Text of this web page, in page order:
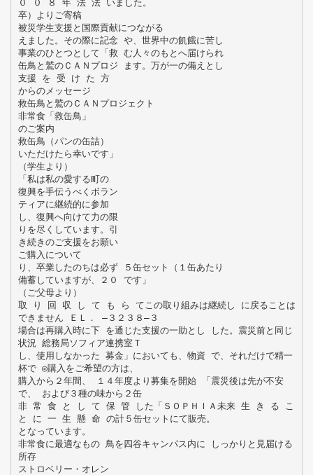
０ ０ ８ 年 法 法 いました。
卒）よりご寄稿
被災学生支援と国際貢献につながる
えました。その際に記念 や、世界中の飢餓に苦し
事業のひとつとして「救 む人々のもとへ届けられ
缶鳥と鷲のＣＡＮプロジ ます。万が一の備えとし
支援 を 受 け た 方
からのメッセージ
救缶鳥と鷲のＣＡＮプロジェクト
非常食「救缶鳥」
のご案内
救缶鳥（パンの缶詰）
いただけたら幸いです」
（学生より）
「私は私の愛する町の
復興を手伝うべくボラン
ティアに継続的に参加
し、復興へ向けて力の限
りを尽くしています。引
き続きのご支援をお願い
ご購入について
り、卒業したのちは必ず ５缶セット（１缶あたり
備蓄していますが、２０ です」
（ご父母より）
取 り 回 収 し て も ら てこの取り組みは継続し に戻ることは
できません ＥＬ． ―３２３８―３
場合は再購入時に下 を通じた支援の一助とし した。震災前と同じ
状況 総務局ソフィア連携室Ｔ
し、使用しなかった 募金」においても、物資 で、それだけで精一
杯で ◎購入をご希望の方は、
購入から２年間、 １４年度より募集を開始 「震災後は先が不安
で、 および３種の味から２缶
非 常 食 と し て 保 管 した「ＳＯＰＨＩＡ未来 生 き る こ
と に 一 生 懸 命 の計５缶セットにて販売。
となっています。
非常食に最適なもの 鳥を四谷キャンパス内に しっかりと見届ける
所存
ストロベリー・オレン